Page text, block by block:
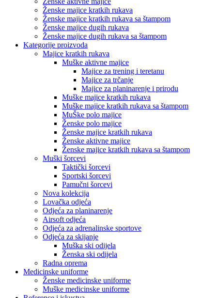
Ženske majice kratkih rukava
Ženske majice kratkih rukava sa štampom
Ženske majice dugih rukava
Ženske majice dugih rukava sa štampom
Kategorije proizvoda
Majice kratkih rukava
Muške aktivne majice
Majice za trening i teretanu
Majice za trčanje
Majice za planinarenje i prirodu
Muške majice kratkih rukava
Muške majice kratkih rukava sa štampom
MuŠke polo majice
Ženske polo majice
Ženske majice kratkih rukava
Ženske aktivne majice
Ženske majice kratkih rukava sa štampom
Muški šorcevi
Taktički šorcevi
Sportski šorcevi
Pamučni šorcevi
Nova kolekcija
Lovačka odjeća
Odjeća za planinarenje
Airsoft odjeća
Odjeća za adrenalinske sportove
Odjeća za skijanje
Muška ski odijela
Ženska ski odijela
Radna oprema
Medicinske uniforme
Ženske medicinske uniforme
Muške medicinske uniforme